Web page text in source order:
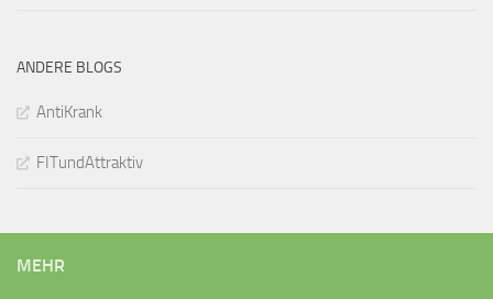
ANDERE BLOGS
AntiKrank
FITundAttraktiv
MEHR